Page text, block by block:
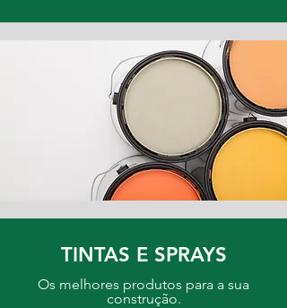
TINTAS E SPRAYS
Os melhores produtos para a sua
construção.